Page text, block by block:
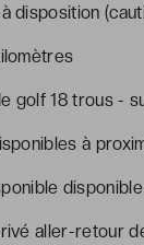
disposition
golf 18 trous -
à
aller-retour